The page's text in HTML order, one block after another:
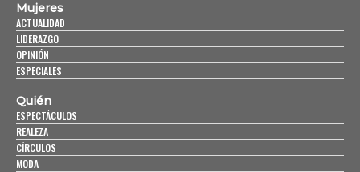
Mujeres
ACTUALIDAD
LIDERAZGO
OPINIÓN
ESPECIALES
Quién
ESPECTÁCULOS
REALEZA
CÍRCULOS
MODA